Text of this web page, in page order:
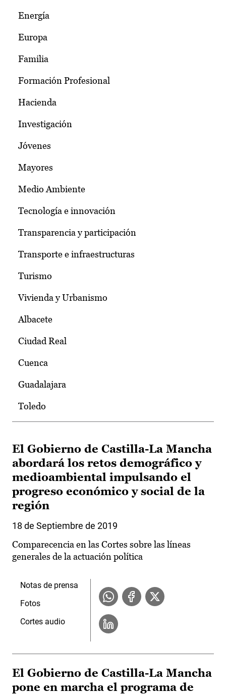
Energía
Europa
Familia
Formación Profesional
Hacienda
Investigación
Jóvenes
Mayores
Medio Ambiente
Tecnología e innovación
Transparencia y participación
Transporte e infraestructuras
Turismo
Vivienda y Urbanismo
Albacete
Ciudad Real
Cuenca
Guadalajara
Toledo
El Gobierno de Castilla-La Mancha
abordará los retos demográfico y
medioambiental impulsando el
progreso económico y social de la
región
18 de Septiembre de 2019
Comparecencia en las Cortes sobre las líneas
generales de la actuación política
Notas de prensa
Fotos
Cortes audio
El Gobierno de Castilla-La Mancha
pone en marcha el programa de